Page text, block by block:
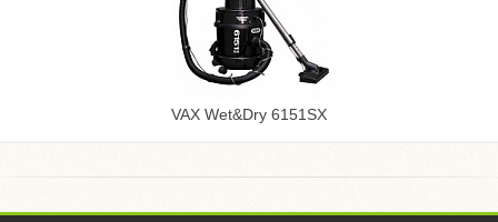
VAX Wet&Dry 6151SX